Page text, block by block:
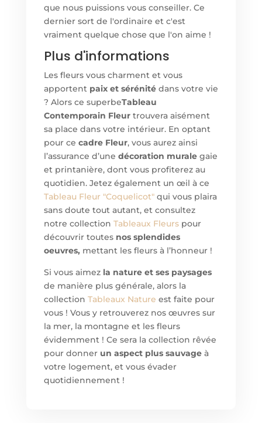
que nous puissions vous conseiller. Ce
dernier sort de l'ordinaire et c'est
vraiment quelque chose que l'on aime !
Plus d'informations
Les fleurs vous charment et vous
apportent paix et sérénitédans votre vie
? Alors ce superbeTableau
Contemporain Fleurtrouvera aisément
sa place dans votre intérieur. En optant
pour ce cadre Fleur, vous aurez ainsi
l’assurance d’une décoration muralegaie
et printanière, dont vous profiterez au
quotidien. Jetez également un œil à ce
Tableau Fleur "Coquelicot"qui vous plaira
sans doute tout autant, et consultez
notre collection Tableaux Fleurspour
découvrir toutes nos splendides
oeuvres, mettant les fleurs à l’honneur !
Si vous aimez la nature et ses paysages
de manière plus générale, alors la
collection Tableaux Nature est faite pour
vous ! Vous y retrouverez nos œuvres sur
la mer, la montagne et les fleurs
évidemment ! Ce sera la collection rêvée
pour donner un aspect plus sauvageà
votre logement, et vous évader
quotidiennement !